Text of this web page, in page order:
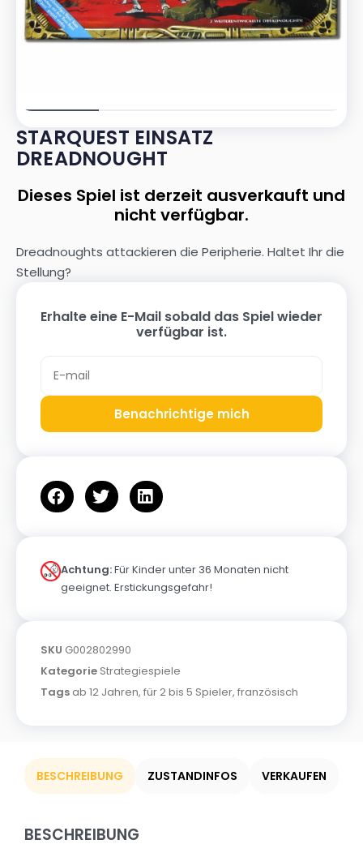
STARQUEST EINSATZ
DREADNOUGHT
Dieses Spiel ist derzeit ausverkauft und
nicht verfügbar.
Dreadnoughts attackieren die Peripherie. Haltet Ihr die
Stellung?
Erhalte eine E-Mail sobald das Spiel wieder
verfügbar ist.
Benachrichtige mich
Achtung:Für Kinder unter 36 Monaten nicht
geeignet. Erstickungsgefahr!
SKU G002802990
Kategorie Strategiespiele
Tags ab 12 Jahren, für 2 bis 5 Spieler, französisch
BESCHREIBUNG ZUSTANDINFOS VERKAUFEN
BESCHREIBUNG